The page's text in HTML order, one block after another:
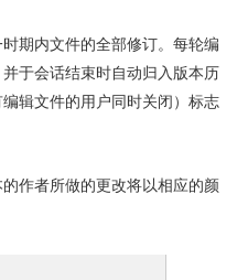
期内文件的全部修订。每轮编
于会话结束时自动归入版本历
辑文件的用户同时关闭）标志
作者所做的更改将以相应的颜